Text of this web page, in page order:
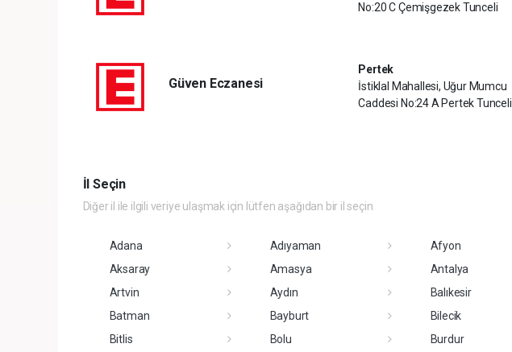
No:20 C Çemişgezek Tunceli
Güven Eczanesi
Pertek
İstiklal Mahallesi, Uğur Mumcu
Caddesi No:24 A Pertek Tunceli
İl Seçin
Diğer il ile ilgili veriye ulaşmak için lütfen aşağıdan bir il seçin
Adana Adıyaman Afyon
Aksaray
Amasya Antalya
Artvin
Aydın Balıkesir
Batman
Bayburt Bilecik
Bitlis
Bolu Burdur